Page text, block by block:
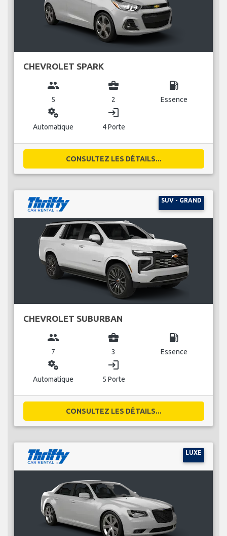
CHEVROLET SPARK
group
5
business_center
2
local_gas_station
Essence
miscellaneous_services
Automatique
login
4 Porte
CONSULTEZ LES DÉTAILS...
SUV - GRAND
CHEVROLET SUBURBAN
group
7
business_center
3
local_gas_station
Essence
miscellaneous_services
Automatique
login
5 Porte
CONSULTEZ LES DÉTAILS...
LUXE